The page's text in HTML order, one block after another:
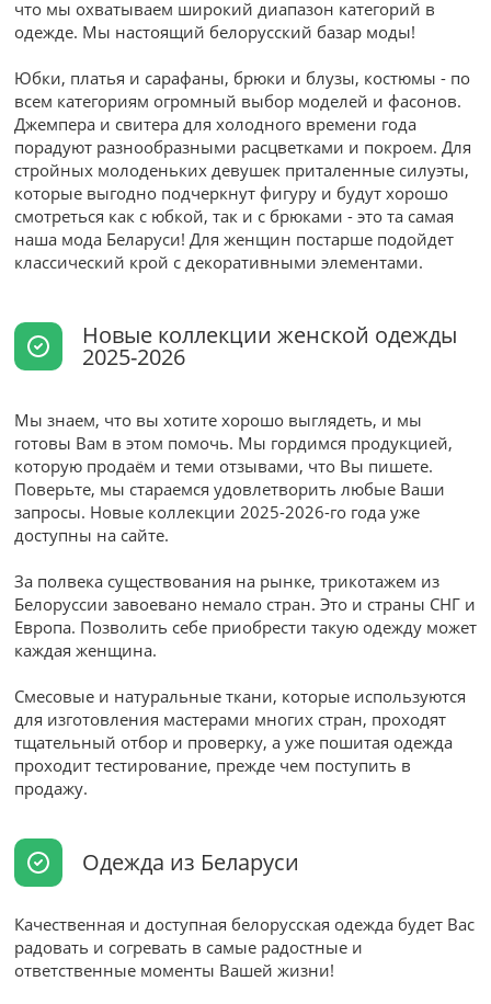
что мы охватываем широкий диапазон категорий в
одежде. Мы настоящий белорусский базар моды!
Юбки, платья и сарафаны, брюки и блузы, костюмы - по
всем категориям огромный выбор моделей и фасонов.
Джемпера и свитера для холодного времени года
порадуют разнообразными расцветками и покроем. Для
стройных молоденьких девушек приталенные силуэты,
которые выгодно подчеркнут фигуру и будут хорошо
смотреться как с юбкой, так и с брюками - это та самая
наша мода Беларуси! Для женщин постарше подойдет
классический крой с декоративными элементами.
Новые коллекции женской одежды
2025-2026
Мы знаем, что вы хотите хорошо выглядеть, и мы
готовы Вам в этом помочь. Мы гордимся продукцией,
которую продаём и теми отзывами, что Вы пишете.
Поверьте, мы стараемся удовлетворить любые Ваши
запросы. Новые коллекции 2025-2026-го года уже
доступны на сайте.
За полвека существования на рынке, трикотажем из
Белоруссии завоевано немало стран. Это и страны СНГ и
Европа. Позволить себе приобрести такую одежду может
каждая женщина.
Смесовые и натуральные ткани, которые используются
для изготовления мастерами многих стран, проходят
тщательный отбор и проверку, а уже пошитая одежда
проходит тестирование, прежде чем поступить в
продажу.
Одежда из Беларуси
Качественная и доступная белорусская одежда будет Вас
радовать и согревать в самые радостные и
ответственные моменты Вашей жизни!